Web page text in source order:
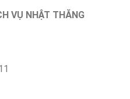
VỤ NHẬT THĂNG